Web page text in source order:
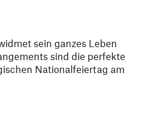
sein ganzes Leben
sind die perfekte
Nationalfeiertag am